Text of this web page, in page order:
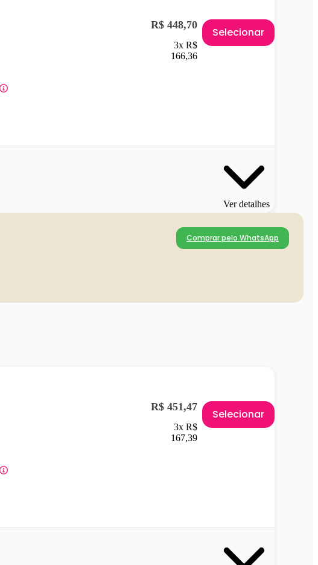
R$ 448,70
3x R$
166,36
Selecionar
Ver detalhes
Comprar pelo WhatsApp
R$ 451,47
3x R$
167,39
Selecionar